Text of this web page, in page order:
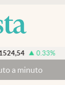
0.33%